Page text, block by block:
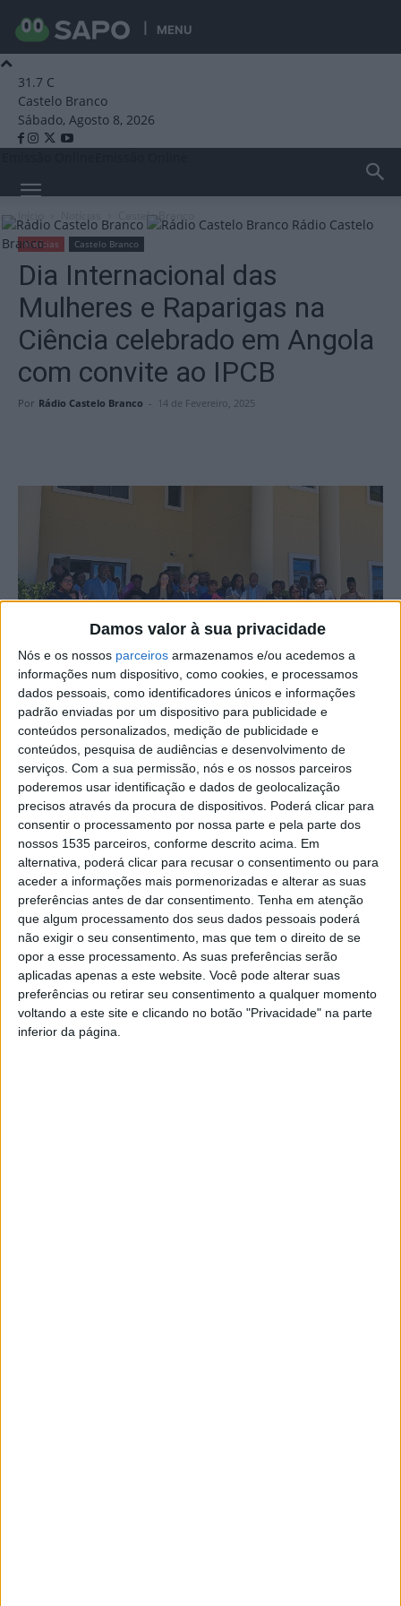
Damos valor à sua privacidade
Nós e os nossos parceiros armazenamos e/ou acedemos a
informações num dispositivo, como cookies, e processamos
dados pessoais, como identificadores únicos e informações
padrão enviadas por um dispositivo para publicidade e
conteúdos personalizados, medição de publicidade e
conteúdos, pesquisa de audiências e desenvolvimento de
serviços. Com a sua permissão, nós e os nossos parceiros
poderemos usar identificação e dados de geolocalização
precisos através da procura de dispositivos. Poderá clicar para
consentir o processamento por nossa parte e pela parte dos
nossos 1535 parceiros, conforme descrito acima. Em
alternativa, poderá clicar para recusar o consentimento ou para
aceder a informações mais pormenorizadas e alterar as suas
preferências antes de dar consentimento. Tenha em atenção
que algum processamento dos seus dados pessoais poderá
não exigir o seu consentimento, mas que tem o direito de se
opor a esse processamento. As suas preferências serão
aplicadas apenas a este website. Você pode alterar suas
preferências ou retirar seu consentimento a qualquer momento
voltando a este site e clicando no botão "Privacidade" na parte
inferior da página.
MENU
31.7 C
Castelo Branco
Sábado, Agosto 8, 2026
Rádio Castelo
Branco
Castelo Branco
Notícias Castelo Branco
Dia Internacional das
Mulheres e Raparigas na
Ciência celebrado em Angola
com convite ao IPCB
Por Rádio Castelo Branco - 14 de Fevereiro, 2025
A vice-presidente do IPCB – Instituto Politécnico de
Castelo Branco – foi a convidada para representar a
instituição nas celebrações do Dia Internacional das
Mulheres e Raparigas na Ciência, no Lubango, em
Angola.
Ana Ferreira participou numa mesa redonda com o tema
“Participação das Mulheres e das Raparigas no Sistema
Nacional de Ciência, Tecnologia e Inovação, Desafios e
Perspetivas”.
A discussão centrou-se na troca de experiências sobre a
liderança feminina na Universidade Mandume ya